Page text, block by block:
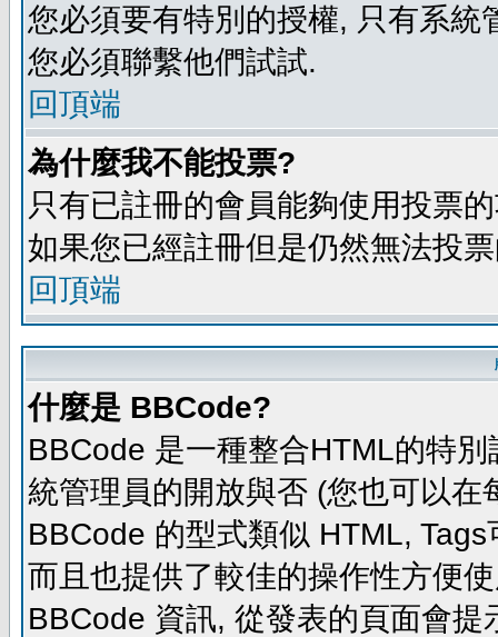
您必須要有特別的授權, 只有系
您必須聯繫他們試試.
回頂端
為什麼我不能投票?
只有已註冊的會員能夠使用投票
如果您已經註冊但是仍然無法投
回頂端
什麼是 BBCode?
BBCode 是一種整合HTML的特
統管理員的開放與否 (您也可以
BBCode 的型式類似 HTML,
而且也提供了較佳的操作性方便
BBCode 資訊, 從發表的頁面會提